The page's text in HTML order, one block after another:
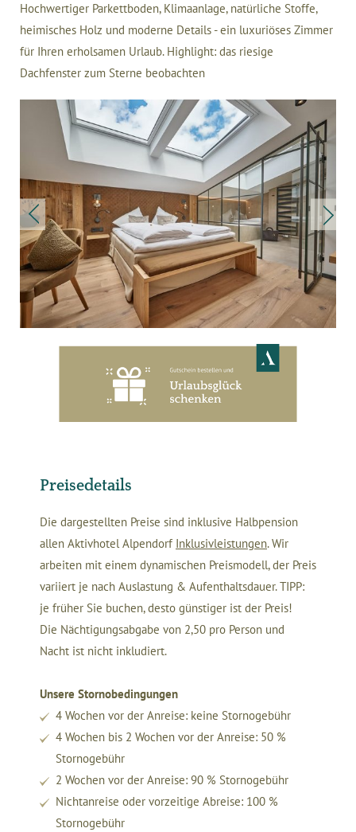
Hochwertiger Parkettboden, Klimaanlage, natürliche Stoffe,
heimisches Holz und moderne Details - ein luxuriöses Zimmer
für Ihren erholsamen Urlaub. Highlight: das riesige
Dachfenster zum Sterne beobachten
Preisedetails
Die dargestellten Preise sind inklusive Halbpension
allen Aktivhotel Alpendorf Inklusivleistungen. Wir
arbeiten mit einem dynamischen Preismodell, der Preis
variiert je nach Auslastung & Aufenthaltsdauer. TIPP:
je früher Sie buchen, desto günstiger ist der Preis!
Die Nächtigungsabgabe von 2,50 pro Person und
Nacht ist nicht inkludiert.
Unsere Stornobedingungen
4 Wochen vor der Anreise: keine Stornogebühr
4 Wochen bis 2 Wochen vor der Anreise: 50 %
Stornogebühr
2 Wochen vor der Anreise: 90 % Stornogebühr
Nichtanreise oder vorzeitige Abreise: 100 %
Stornogebühr